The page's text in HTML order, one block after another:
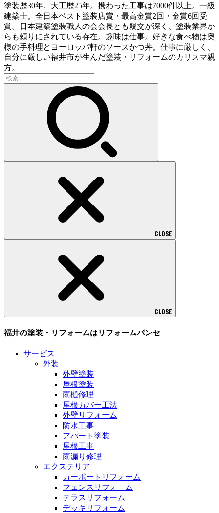
塗装歴30年。大工歴25年。携わった工事は7000件以上。一級
建築士。全日本ベスト塗装店賞・最高金賞2回・金賞6回受
賞。日本建築塗装職人の会会長とも親交が深く、塗装業界か
らも頼りにされている存在。趣味は仕事。好きな食べ物は奥
様の手料理とヨーロッパ軒のソースかつ丼。仕事に厳しく、
自分に厳しい福井市が生んだ塗装・リフォームのカリスマ親
方。
検
索:
CLOSE
CLOSE
福井の塗装・リフォームはリフォームパンセ
サービス
外装
外壁塗装
屋根塗装
雨樋修理
屋根カバー工法
外壁リフォーム
防水工事
アパート塗装
屋根工事
雨漏り修理
エクステリア
カーポートリフォーム
フェンスリフォーム
テラスリフォーム
デッキリフォーム